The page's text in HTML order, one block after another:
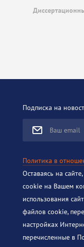
Подписка на
Ваш email
Политика в
Оставаясь на
cookie на Вашем
использования
файлов cookie,
настройках
перечисленные в